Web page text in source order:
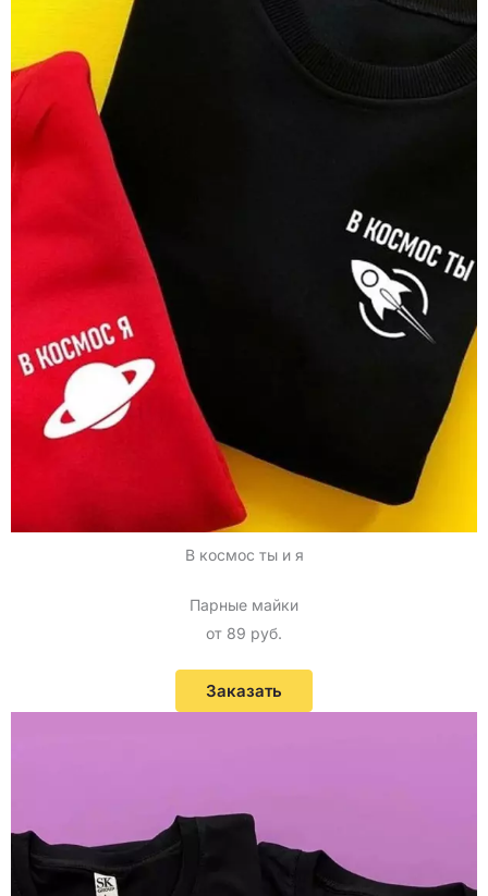
В космос ты и я
Парные майки
от 89 руб.
Заказать